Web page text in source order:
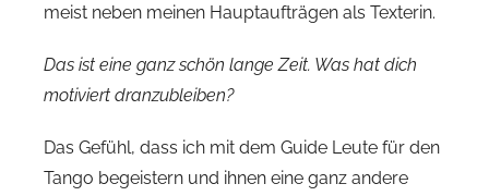
meist neben meinen Hauptaufträgen als Texterin.
Das ist eine ganz schön lange Zeit. Was hat dich
motiviert dranzubleiben?
Das Gefühl, dass ich mit dem Guide Leute für den
Tango begeistern und ihnen eine ganz andere